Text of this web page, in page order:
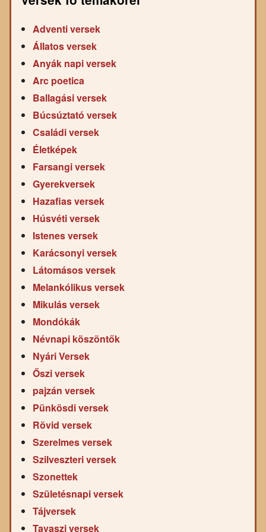
Adventi versek
Állatos versek
Anyák napi versek
Arc poetica
Ballagási versek
Búcsúztató versek
Családi versek
Életképek
Farsangi versek
Gyerekversek
Hazafias versek
Húsvéti versek
Istenes versek
Karácsonyi versek
Látomásos versek
Melankólikus versek
Mikulás versek
Mondókák
Névnapi köszöntők
Nyári Versek
Őszi versek
pajzán versek
Pünkösdi versek
Rövid versek
Szerelmes versek
Szilveszteri versek
Szonettek
Születésnapi versek
Tájversek
Tavaszi versek